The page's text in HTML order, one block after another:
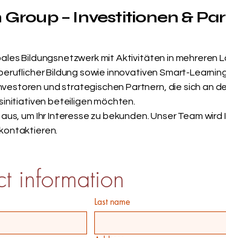
– Investitionen &
Bildungsnetzwerk mit Aktivitäten in mehreren
Bildung sowie innovativen Smart-
und strategischen Partnern, die sich an
beteiligen möchten.
um Ihr Interesse zu bekunden. Unser Team
information
Last name